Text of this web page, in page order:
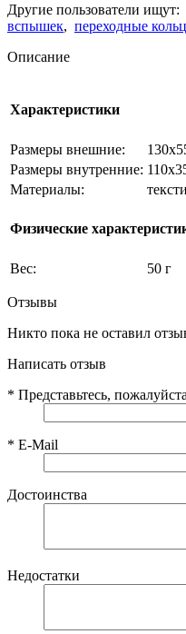
Другие пользователи ищут:
вспышек, переходные
Описание
Характеристики
Размеры внешние:
Размеры внутренние:
Материалы:
Физические
Вес: 50 г
Отзывы
Никто пока не оставил
Написать отзыв
* Представьтесь, пожалуйста
* E-Mail
Достоинства
Недостатки